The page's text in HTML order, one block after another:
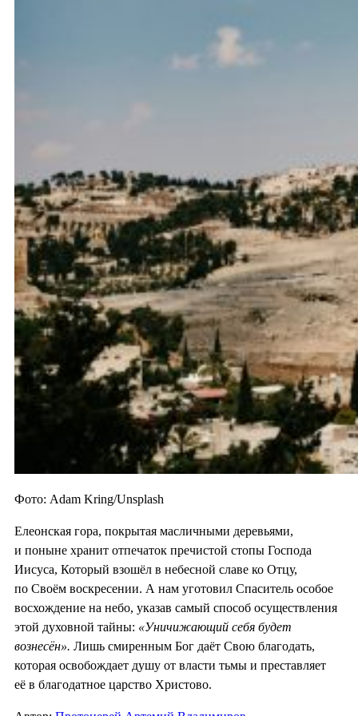
Фото: Adam Kring/Unsplash
Елеонская гора, покрытая масличными деревьями,
и поныне хранит отпечаток пречистой стопы Господа
Иисуса, Который взошёл в небесной славе ко Отцу,
по Своём воскресении. А нам уготовил Спаситель особое
восхождение на небо, указав самый способ осуществления
этой духовной тайны: «Уничижающий себя будет
вознесён». Лишь смиренным Бог даёт Свою благодать,
которая освобождает душу от власти тьмы и преставляет
её в благодатное царство Христово.